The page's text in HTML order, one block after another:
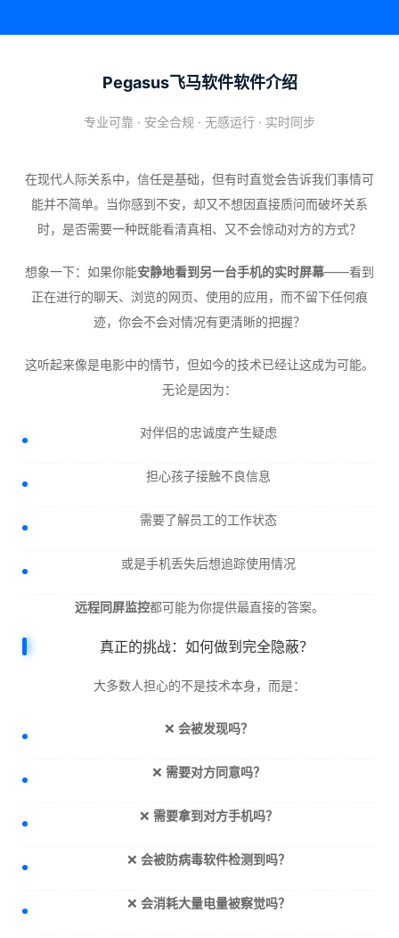
Pegasus飞马软件软件介绍
专业可靠 · 安全合规 · 无感运行 · 实时同步
在现代人际关系中，信任是基础，但有时直觉会告诉我们事情可
能并不简单。当你感到不安，却又不想因直接质问而破坏关系
时，是否需要一种既能看清真相、又不会惊动对方的方式？
想象一下：如果你能安静地看到另一台手机的实时屏幕——看到
正在进行的聊天、浏览的网页、使用的应用，而不留下任何痕
迹，你会不会对情况有更清晰的把握？
这听起来像是电影中的情节，但如今的技术已经让这成为可能。
无论是因为：
对伴侣的忠诚度产生疑虑
担心孩子接触不良信息
需要了解员工的工作状态
或是手机丢失后想追踪使用情况
远程同屏监控都可能为你提供最直接的答案。
真正的挑战：如何做到完全隐蔽？
大多数人担心的不是技术本身，而是：
❌ 会被发现吗？
❌ 需要对方同意吗？
❌ 需要拿到对方手机吗？
❌ 会被防病毒软件检测到吗？
❌ 会消耗大量电量被察觉吗？